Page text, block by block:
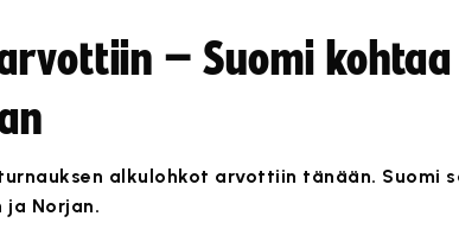
– Suomi
alkulohkot arvottiin tänään. Suomi
ja Norjan.